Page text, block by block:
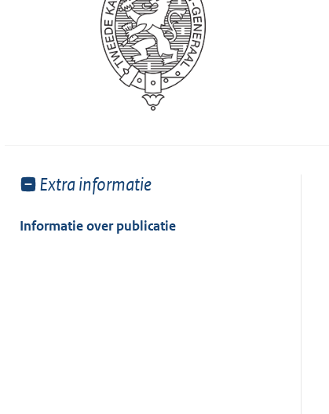
Toon
van:
Extra informatie
Informatie over publicatie